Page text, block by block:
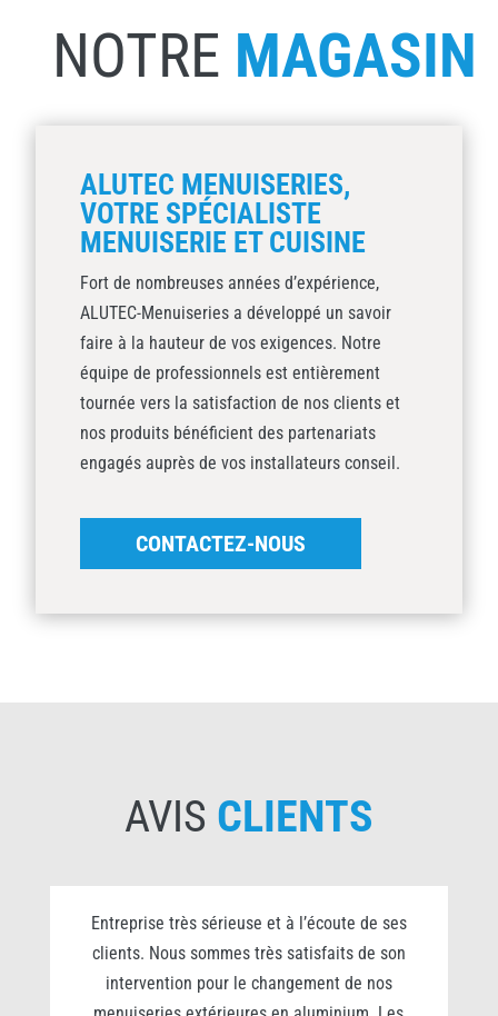
NOTRE MAGASIN
ALUTEC MENUISERIES,
VOTRE SPÉCIALISTE
MENUISERIE ET CUISINE
Fort de nombreuses années d’expérience,
ALUTEC-Menuiseries a développé un savoir
faire à la hauteur de vos exigences. Notre
équipe de professionnels est entièrement
tournée vers la satisfaction de nos clients et
nos produits bénéficient des partenariats
engagés auprès de vos installateurs conseil.
CONTACTEZ-NOUS
AVIS CLIENTS
Entreprise très sérieuse et à l’écoute de ses
clients. Nous sommes très satisfaits de son
intervention pour le changement de nos